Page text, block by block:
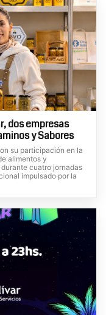
dos empresas
y Sabores
su participación en la
alimentos y
cuatro jornadas
impulsado por la